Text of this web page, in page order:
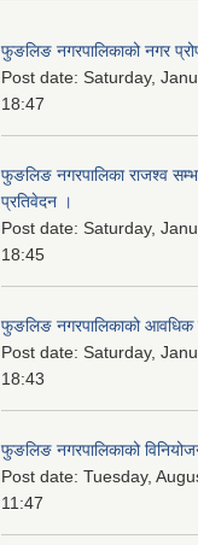
फुङलिङ नगरपालिकाको नगर
Post date: Saturday,
18:47
फुङलिङ नगरपालिका राजश्व
प्रतिवेदन ।
Post date: Saturday,
18:45
फुङलिङ नगरपालिकाको आवधिक
Post date: Saturday,
18:43
फुङलिङ नगरपालिकाको
Post date: Tuesday,
11:47